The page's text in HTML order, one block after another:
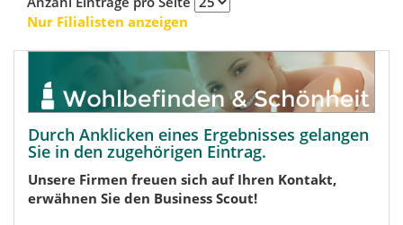
Nur Filialisten anzeigen
Durch Anklicken eines Ergebnisses gelangen
Sie in den zugehörigen Eintrag.
Unsere Firmen freuen sich auf Ihren Kontakt,
erwähnen Sie den Business Scout!